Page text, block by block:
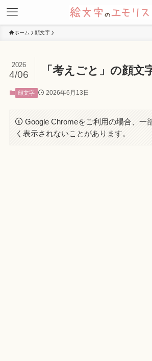
ホーム 顔文字
「考えごと」の顔文
2026
4/06
顔文字 2026年6月13日
Google Chromeをご利用の場合、一
く表示されないことがあります。